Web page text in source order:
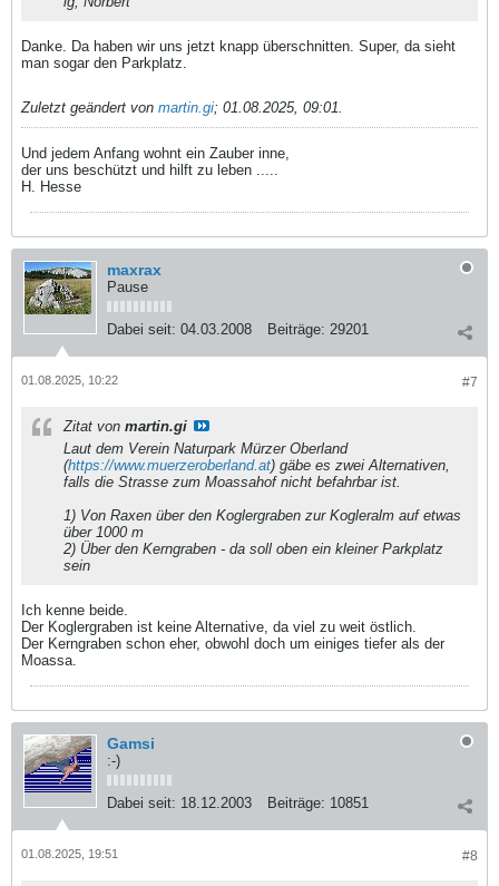
Danke. Da haben wir uns jetzt knapp überschnitten. Super, da sieht
man sogar den Parkplatz.
Zuletzt geändert von martin.gi; 01.08.2025, 09:01.
Und jedem Anfang wohnt ein Zauber inne,
der uns beschützt und hilft zu leben .....
H. Hesse
maxrax
Pause
Dabei seit: 04.03.2008 Beiträge: 29201
#7
01.08.2025, 10:22
Zitat von martin.gi
Laut dem Verein Naturpark Mürzer Oberland
(https://www.muerzeroberland.at) gäbe es zwei Alternativen,
falls die Strasse zum Moassahof nicht befahrbar ist.
1) Von Raxen über den Koglergraben zur Kogleralm auf etwas
über 1000 m
2) Über den Kerngraben - da soll oben ein kleiner Parkplatz
sein
Ich kenne beide.
Der Koglergraben ist keine Alternative, da viel zu weit östlich.
Der Kerngraben schon eher, obwohl doch um einiges tiefer als der
Moassa.
Gamsi
:-)
Dabei seit: 18.12.2003 Beiträge: 10851
#8
01.08.2025, 19:51